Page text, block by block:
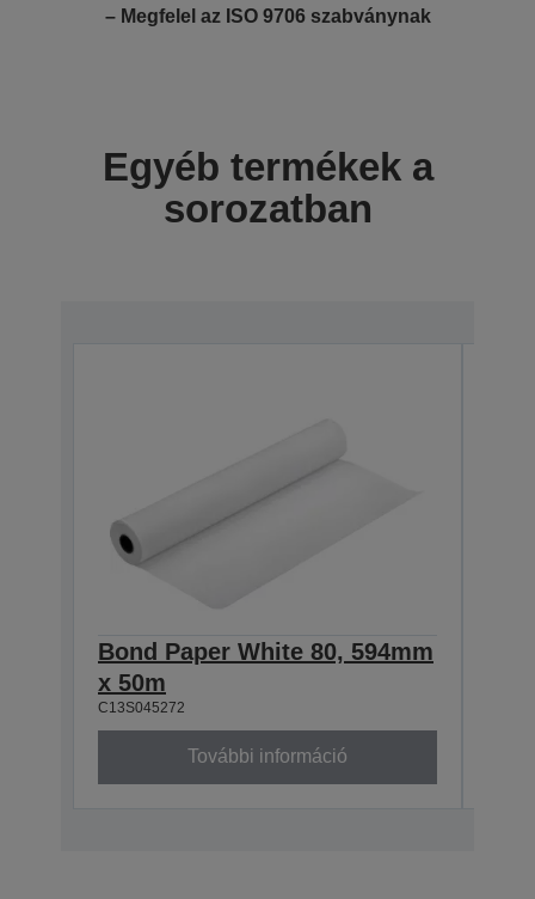
– Megfelel az ISO 9706 szabványnak
Egyéb termékek a
sorozatban
Bond Paper White 80, 594mm
x 50m
C13S045272
További információ